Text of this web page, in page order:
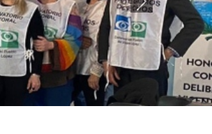
Siguiente